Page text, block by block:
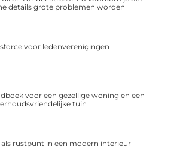
details grote problemen worden
voor ledenverenigingen
voor een gezellige woning en een
tuin
rustpunt in een modern interieur